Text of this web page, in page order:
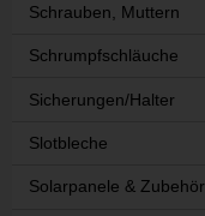
Schrauben, Muttern
Schrumpfschläuche
Sicherungen/Halter
Slotbleche
Solarpanele & Zubehör